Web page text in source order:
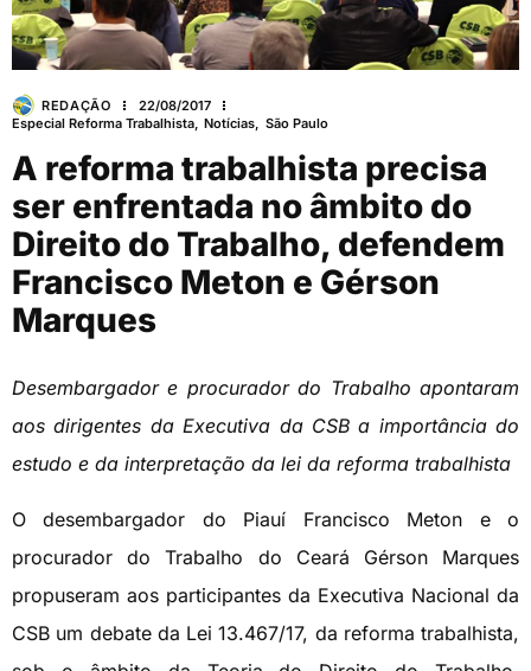
REDAÇÃO
22/08/2017
Especial Reforma Trabalhista,Notícias, São Paulo
A reforma trabalhista precisa
ser enfrentada no âmbito do
Direito do Trabalho, defendem
Francisco Meton e Gérson
Marques
Desembargador e procurador do Trabalho apontaram
aos dirigentes da Executiva da CSB a importância do
estudo e da interpretação da lei da reforma trabalhista
O desembargador do Piauí Francisco Meton e o
procurador do Trabalho do Ceará Gérson Marques
propuseram aos participantes da Executiva Nacional da
CSB um debate da Lei 13.467/17, da reforma trabalhista,